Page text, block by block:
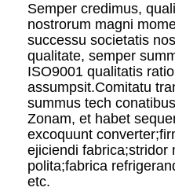
Semper credimus,
nostrorum magni
successu societatis
qualitate, semper
ISO9001 qualitatis
assumpsit.Comitatu
summus tech
Zonam, et habet
excoquunt
ejiciendi fabrica;stridor
polita;fabrica
etc.